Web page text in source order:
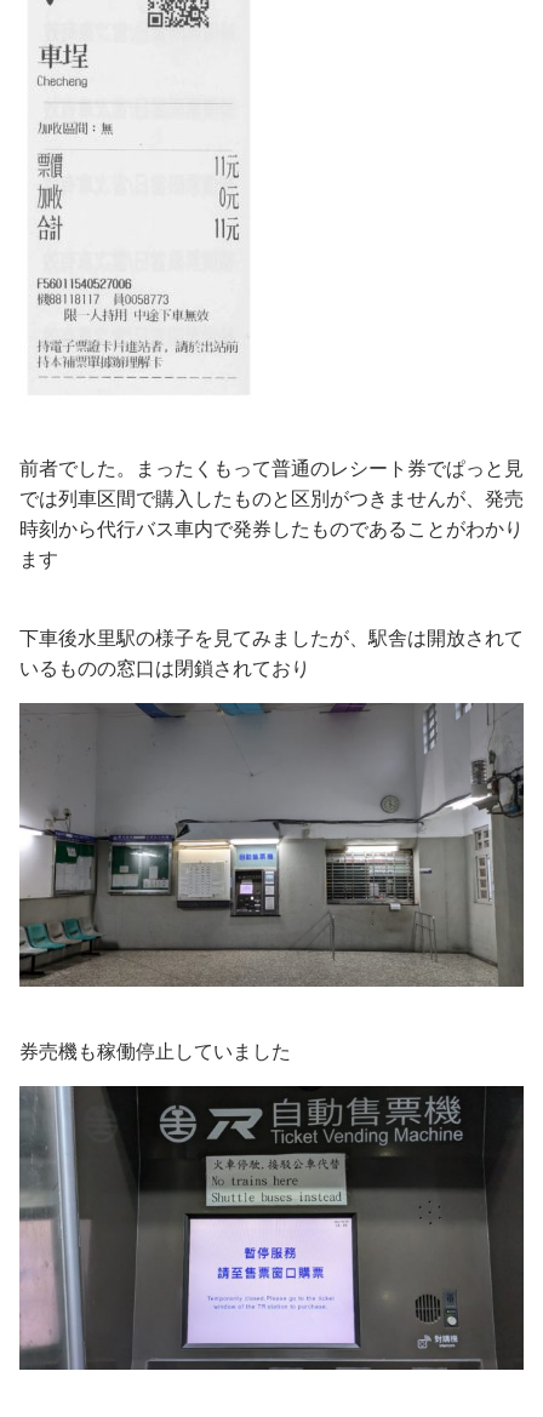
前者でした。まったくもって普通のレシート券でぱっと見
では列車区間で購入したものと区別がつきませんが、発売
時刻から代行バス車内で発券したものであることがわかり
ます
下車後水里駅の様子を見てみましたが、駅舎は開放されて
いるものの窓口は閉鎖されており
券売機も稼働停止していました